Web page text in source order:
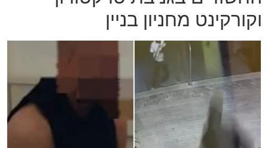
וקורקינט מחניון בניין